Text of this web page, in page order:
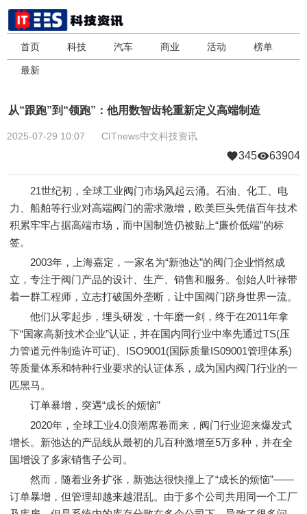
首页 科技 汽车 商业 活动 榜单
最新
从“跟跑”到“领跑”：他用数智齿轮重新定义高端制造
2025-07-29 10:07 CITnews中文科技资讯
345 63904
21世纪初，全球工业阀门市场风起云涌。石油、化工、电
力、船舶等行业对高端阀门的需求激增，欧美巨头凭借百年技术
积累牢牢占据高端市场，而中国制造仍被贴上“廉价低端”的标
签。
2003年，上海嘉定，一家名为“新弛达”的阀门企业悄然成
立，专注于阀门产品的设计、生产、销售和服务。创始人叶禄带
着一群工程师，立志打破国外垄断，让中国阀门跻身世界一流。
他们从零起步，埋头研发，十年磨一剑，终于在2011年拿
下“国家高新技术企业”认证，并在国内同行业中率先通过TS(压
力管道元件制造许可证)、ISO9001(国际质量IS09001管理体系)
等质量体系和特种行业要求的认证体系，成为国内阀门行业的一
匹黑马。
订单暴增，突遇“成长的烦恼”
2020年，全球工业4.0浪潮席卷而来，阀门行业迎来爆发式
增长。新弛达的产品线从最初的几百种激增至5万多种，并在全
国增设了多家销售子公司。
然而，随着业务扩张，新弛达很快撞上了“成长的烦恼”——
订单暴增，但管理却越来越混乱。由于多个公司共用同一个工厂